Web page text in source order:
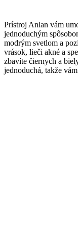
Prístroj Anlan vám
jednoduchým
modrým svetlom a
vrások, lieči akné a
zbavíte čiernych a
jednoduchá, takže